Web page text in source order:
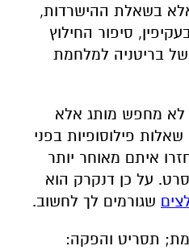
בשאלת ההישרדות,
סיפור החילוץ
בריטניה למלחמת
לא מחפש מותג אלא
פילוסופיות בפני
איתם מאוחר יותר
על כן דנקרק הוא
שגורמים לך לחשוב.
תסריט והפקה: